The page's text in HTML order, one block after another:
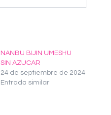
NANBU BIJIN UMESHU
SIN AZUCAR
24 de septiembre de 2024
Entrada similar